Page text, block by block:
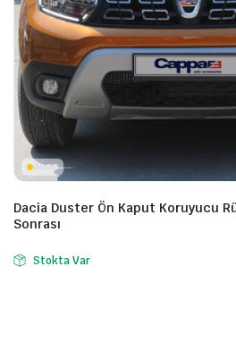
Dacia Duster Ön Kaput Koruyucu
Sonrası
Stokta Var